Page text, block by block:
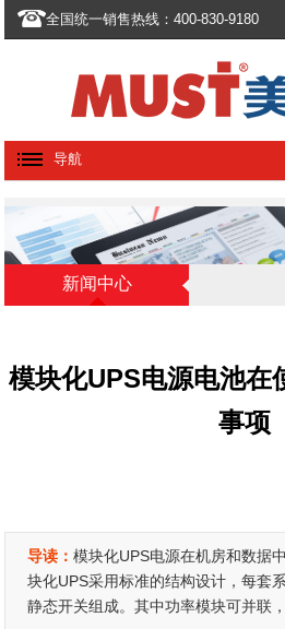
全国统一销售热线：400-830-9180
导航
新闻中心
模块化UPS电源电池在
事项
导读：模块化UPS电源在机房和数据
块化UPS采用标准的结构设计，每套
静态开关组成。其中功率模块可并联